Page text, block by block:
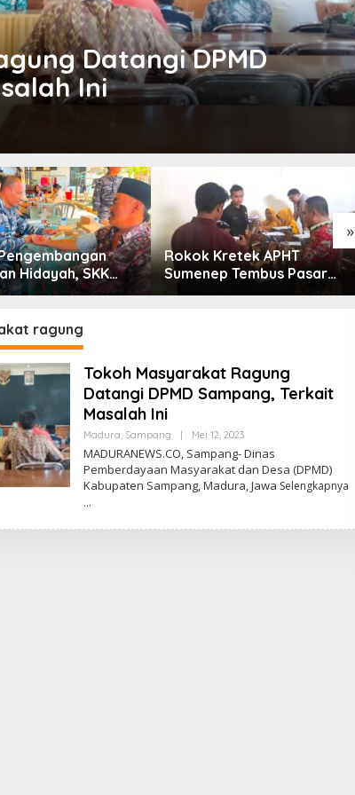
Datangi DPMD
Ini
»
Hidayah, SKK
North Madura II
Sampang
Rokok Kretek APHT
Sumenep Tembus Pasar
ragung
Tokoh Masyarakat Ragung
Datangi DPMD Sampang, Terkait
Masalah Ini
Madura, Sampang Mei 12, 2023Oleh
MADURANEWS.CO, Sampang- Dinas
Pemberdayaan Masyarakat dan Desa (DPMD)
Kabupaten Sampang, Madura, Jawa Selengkapnya